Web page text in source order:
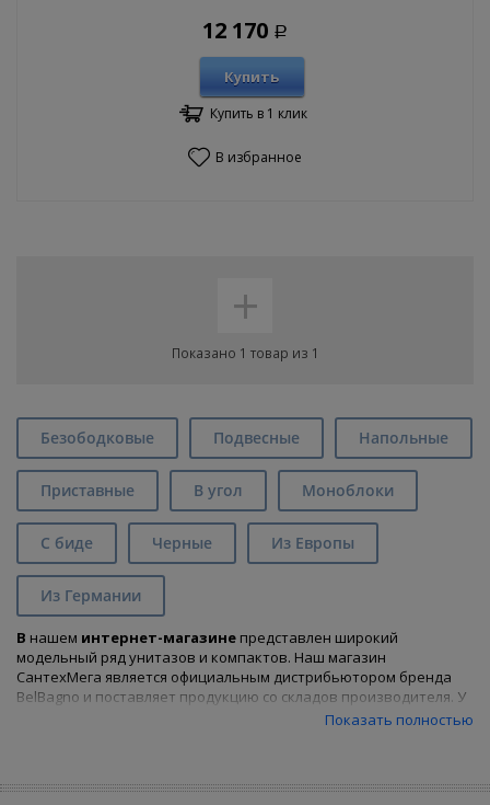
12 170 Р
Купить
Купить в 1 клик
В избранное
+
Показано 1 товар из 1
Безободковые Подвесные Напольные
Приставные В угол Моноблоки
С биде Черные Из Европы
Из Германии
В нашем интернет-магазине представлен широкий
модельный ряд унитазов и компактов. Наш магазин
СантехМега является официальным дистрибьютором бренда
BelBagno и поставляет продукцию со складов производителя. У
коллекцииCentoи
Показать полностью